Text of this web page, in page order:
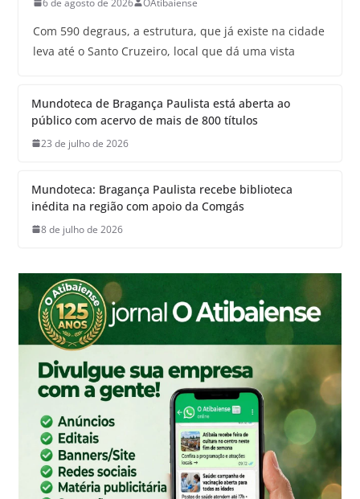
Com 590 degraus, a estrutura, que já existe na cidade
leva até o Santo Cruzeiro, local que dá uma vista
Mundoteca de Bragança Paulista está aberta ao
público com acervo de mais de 800 títulos
23 de julho de 2026
Mundoteca: Bragança Paulista recebe biblioteca
inédita na região com apoio da Comgás
8 de julho de 2026